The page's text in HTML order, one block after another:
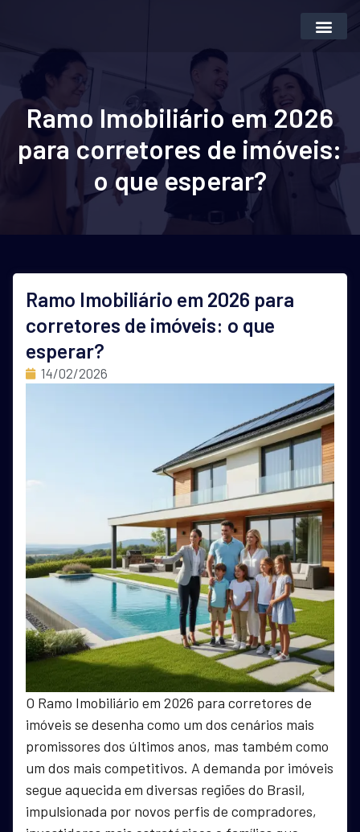
Ramo Imobiliário em 2026
para corretores de imóveis:
o que esperar?
Ramo Imobiliário em 2026 para
corretores de imóveis: o que
esperar?
14/02/2026
O Ramo Imobiliário em 2026 para corretores de
imóveis se desenha como um dos cenários mais
promissores dos últimos anos, mas também como
um dos mais competitivos. A demanda por imóveis
segue aquecida em diversas regiões do Brasil,
impulsionada por novos perfis de compradores,